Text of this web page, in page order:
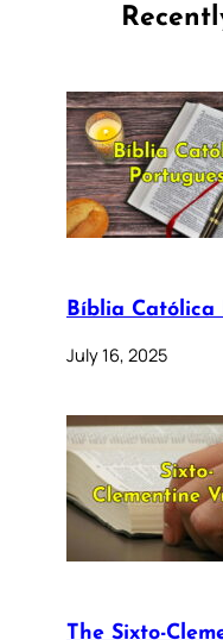
Bíblia Católica
July 16, 2025
The Sixto-